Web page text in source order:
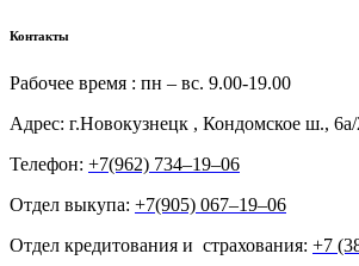
Контакты
Рабочее время : пн – вс. 9.00-19.00
Адрес: г.Новокузнецк , Кондомское ш.,
Телефон: +7(962) 734‒19‒06
Отдел выкупа: +7(905) 067‒19‒06
Отдел кредитования и страхования: +7